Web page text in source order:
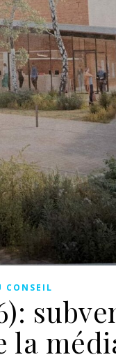
CONSEIL
la